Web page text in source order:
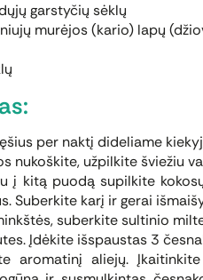
garstyčių sėklų
murėjos (kario) lapų
per naktį dideliame
nukoškite, užpilkite šviežiu
į kitą puodą supilkite
Suberkite karį ir gerai
suberkite sultinio
Įdėkite išspaustas 3
aromatinį aliejų.